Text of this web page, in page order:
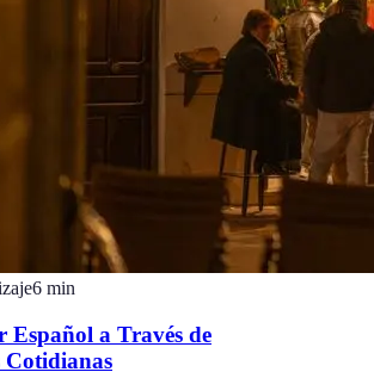
6 min
Español a Través de
Cotidianas